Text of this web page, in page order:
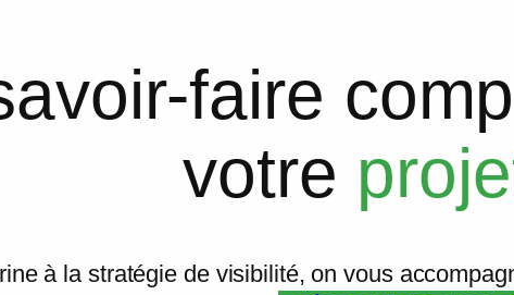
faire
votre
à la stratégie de visibilité, on vous